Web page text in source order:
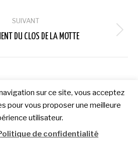
:
SUIVANT
Album
:
DU CLOS DE LA MOTTE
sur ce site, vous acceptez
pour vous proposer une meilleure
utilisateur.
de confidentialité